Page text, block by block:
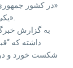
«در کشور
یکی کمبود مسجد و دیگری کمبود روحانی است».
به گزارش
داشته که
شکست خورد و در